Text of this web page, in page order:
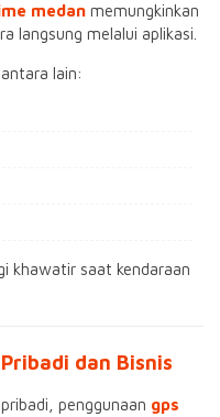
medan memungkinkan
langsung melalui aplikasi.
lain:
khawatir saat kendaraan
dan Bisnis
penggunaan gps